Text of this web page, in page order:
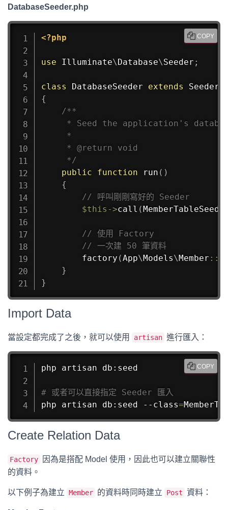
DatabaseSeeder.php
<?php
use Illuminate\ Database\Seeder ;
class DatabaseSeeder extends
Seeder
{
/**
* Seed the application's
     *
     * @return void
     */
public
function run ( )
{
// 呼叫剛剛寫好的 Seeder
$this ->call (
// 使用 Factory
// 一次建 50 筆資料
factory (App\ Models\ Member ::
}
}
COPY
Import Data
當設定都完成了之後，就可以使用 artisan 進行匯入：
php artisan db:seed
# 或者可以直接指定 Seeder 匯入
php artisan db:seed --class=
COPY
Create Relation Data
Factory
因為是搭配 Model 使用，因此也可以建立關聯性
的資料。
以下例子為建立 Member 的資料時同時建立 Post 資料：